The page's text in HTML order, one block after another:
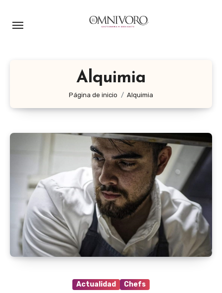
Alquimia
Página de inicio Alquimia
Actualidad Chefs